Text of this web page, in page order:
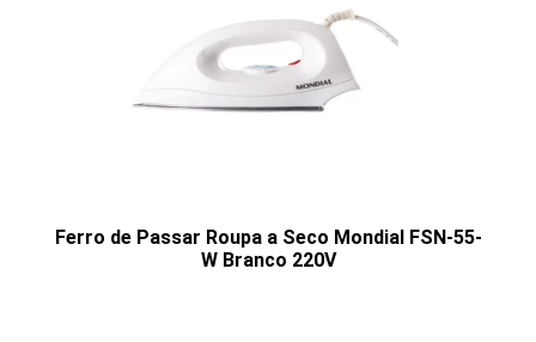
Ferro de Passar Roupa a Seco Mondial FSN-55-
W Branco 220V